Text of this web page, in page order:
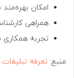
امکان
همراهی
تجربه همکاری
منبع: تعرفه